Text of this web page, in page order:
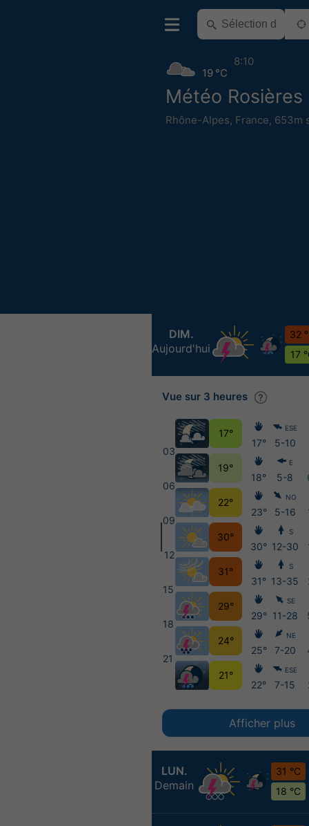
Météo Rosières
Rhône-Alpes, France, 653m
19 °C
8:10
DIM.
Aujourd'hui
32
17
LUN.
Demain
31 °C
18 °C
Vue sur 3 heures
03
06
09
12
15
18
21
17°
19°
22°
30°
31°
29°
24°
21°
17°
18°
23°
30°
31°
29°
25°
22°
ESE
5-10
E
5-8
NO
5-16
S
12-30
S
13-35
SE
11-28
NE
7-20
ESE
7-15
Afficher plus